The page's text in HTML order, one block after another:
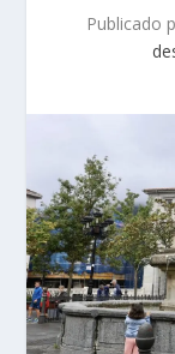
Publicado